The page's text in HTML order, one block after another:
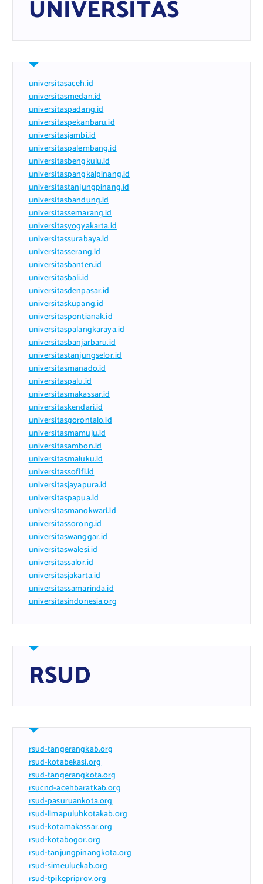
UNIVERSITAS
universitasaceh.id
universitasmedan.id
universitaspadang.id
universitaspekanbaru.id
universitasjambi.id
universitaspalembang.id
universitasbengkulu.id
universitaspangkalpinang.id
universitastanjungpinang.id
universitasbandung.id
universitassemarang.id
universitasyogyakarta.id
universitassurabaya.id
universitasserang.id
universitasbanten.id
universitasbali.id
universitasdenpasar.id
universitaskupang.id
universitaspontianak.id
universitaspalangkaraya.id
universitasbanjarbaru.id
universitastanjungselor.id
universitasmanado.id
universitaspalu.id
universitasmakassar.id
universitaskendari.id
universitasgorontalo.id
universitasmamuju.id
universitasambon.id
universitasmaluku.id
universitassofifi.id
universitasjayapura.id
universitaspapua.id
universitasmanokwari.id
universitassorong.id
universitaswanggar.id
universitaswalesi.id
universitassalor.id
universitasjakarta.id
universitassamarinda.id
universitasindonesia.org
RSUD
rsud-tangerangkab.org
rsud-kotabekasi.org
rsud-tangerangkota.org
rsucnd-acehbaratkab.org
rsud-pasuruankota.org
rsud-limapuluhkotakab.org
rsud-kotamakassar.org
rsud-kotabogor.org
rsud-tanjungpinangkota.org
rsud-simeuluekab.org
rsud-tpikepriprov.org